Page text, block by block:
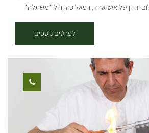
25 שנה בחלום וחזון של איש אחד, רפאל כהן ז"ל *משתלה*
לנהל את המשתלה. עם חזון ואמונה הקים
ומשווקת למשתלות בכל רחבי הארץ.. לפני
עץ זית לביתו, פיתח תמיר אהבה לעצי
שהפך לאוסף הגדול בארץ! עם התפרצות
את משתלת הבוטיק ״דרך הזית״ שבמרכזה
ארוחות, כמו ארוחות בוקר, פיצות, פוקצ’ות,
אצלנו מגוון גדול של עצים בוגרים
ועוד שפע רב של עצי פרי. במטע זיתים ישנן
זוגי או משפחתי. אפשר לאסוף מבית הקפה שלנו
לפרטים נוספים